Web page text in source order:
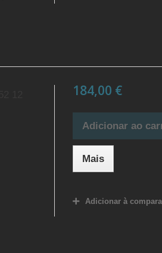
184,00 €
Adicionar ao
Mais
Adicionar à